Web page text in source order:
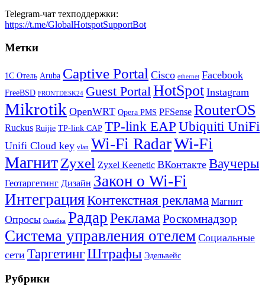
Telegram-чат техподдержки:
https://t.me/GlobalHotspotSupportBot
Метки
1С Отель Aruba Captive Portal Cisco ethernet Facebook
FreeBSD FRONTDESK24 Guest Portal HotSpot Instagram
Mikrotik OpenWRT Opera PMS PFSense RouterOS
Ruckus Ruijie TP-link CAP TP-link EAP Ubiquiti UniFi
Unifi Cloud key vlan Wi-Fi RadarWi-Fi
МагнитZyxel Zyxel Keenetic ВКонтакте Ваучеры
Геотаргетинг Дизайн Закон о Wi-Fi
ИнтеграцияКонтекстная реклама Магнит
Опросы Ошибка РадарРеклама Роскомнадзор
Система управления отелем Социальные
сети ТаргетингШтрафы Эдельвейс
Рубрики